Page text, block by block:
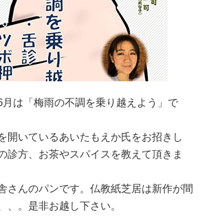
は「梅雨の不調を乗り越えよう」で
開いているあいたもえか氏をお招きし
診方、お茶やスパイスを教えて頂きま
さんのパンです。仏教紙芝居は新作が間
、。是非お越し下さい。